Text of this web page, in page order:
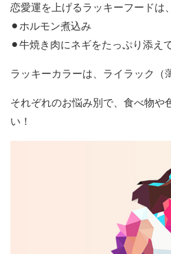
恋愛運を上げるラッキーフードは、
⚫︎ホルモン煮込み
⚫︎牛焼き肉にネギをたっぷり添え
ラッキーカラーは、ライラック（
それぞれのお悩み別で、食べ物や
い！